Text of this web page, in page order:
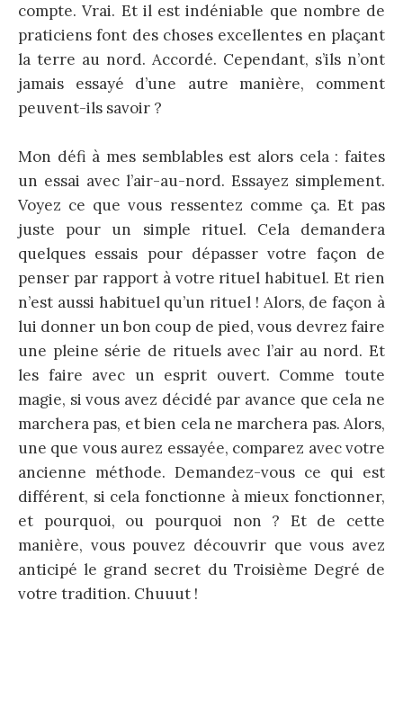
compte. Vrai. Et il est indéniable que nombre de
praticiens font des choses excellentes en plaçant
la terre au nord. Accordé. Cependant, s’ils n’ont
jamais essayé d’une autre manière, comment
peuvent-ils savoir ?
Mon défi à mes semblables est alors cela : faites
un essai avec l’air-au-nord. Essayez simplement.
Voyez ce que vous ressentez comme ça. Et pas
juste pour un simple rituel. Cela demandera
quelques essais pour dépasser votre façon de
penser par rapport à votre rituel habituel. Et rien
n’est aussi habituel qu’un rituel ! Alors, de façon à
lui donner un bon coup de pied, vous devrez faire
une pleine série de rituels avec l’air au nord. Et
les faire avec un esprit ouvert. Comme toute
magie, si vous avez décidé par avance que cela ne
marchera pas, et bien cela ne marchera pas. Alors,
une que vous aurez essayée, comparez avec votre
ancienne méthode. Demandez-vous ce qui est
différent, si cela fonctionne à mieux fonctionner,
et pourquoi, ou pourquoi non ? Et de cette
manière, vous pouvez découvrir que vous avez
anticipé le grand secret du Troisième Degré de
votre tradition. Chuuut !